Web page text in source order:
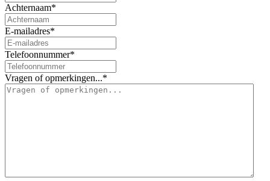
Achternaam*
E-mailadres*
Telefoonnummer*
Vragen of opmerkingen...*